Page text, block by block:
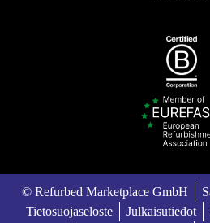
© Refurbed Marketplace GmbH
Tietosuojaseloste
Julkaisutiedot